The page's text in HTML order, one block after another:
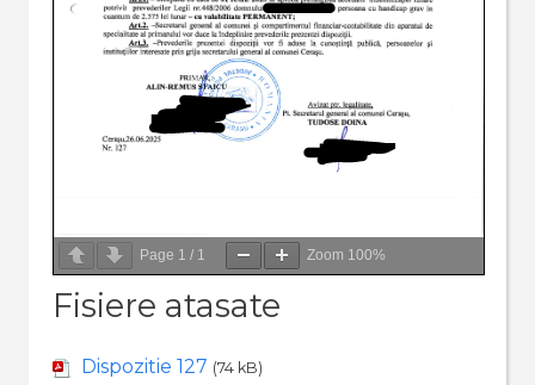
Page 1 / 1 Zoom 100%
Fisiere atasate
Dispozitie 127 (74 kB)